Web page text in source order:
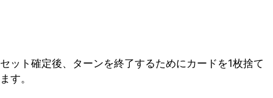
セット確定後、ターンを終了するためにカードを1枚捨て
ます。